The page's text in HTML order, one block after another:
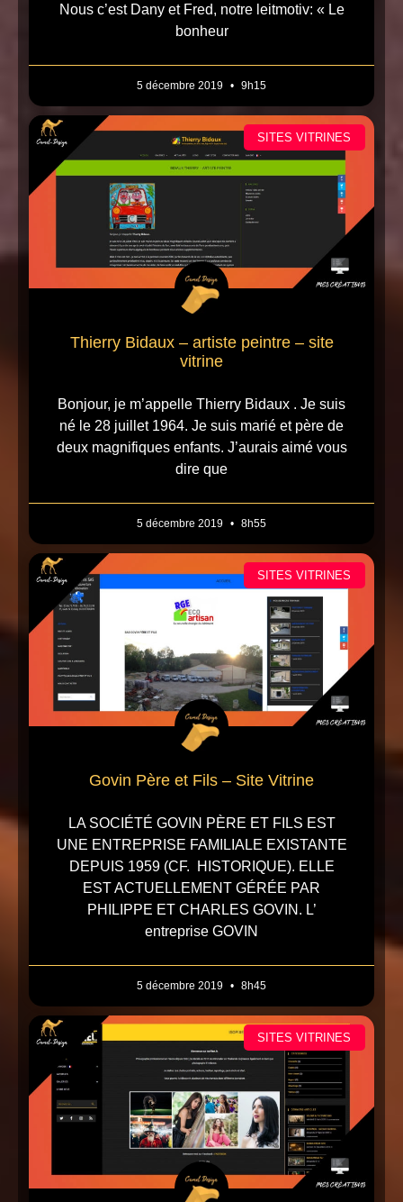
Nous c’est Dany et Fred, notre leitmotiv: « Le
bonheur
5 décembre 2019 9h15
SITES VITRINES
Thierry Bidaux – artiste peintre – site
vitrine
Bonjour, je m’appelle Thierry Bidaux . Je suis
né le 28 juillet 1964. Je suis marié et père de
deux magnifiques enfants. J’aurais aimé vous
dire que
5 décembre 2019 8h55
SITES VITRINES
Govin Père et Fils – Site Vitrine
LA SOCIÉTÉ GOVIN PÈRE ET FILS EST
UNE ENTREPRISE FAMILIALE EXISTANTE
DEPUIS 1959 (CF. HISTORIQUE). ELLE
EST ACTUELLEMENT GÉRÉE PAR
PHILIPPE ET CHARLES GOVIN. L’
entreprise GOVIN
5 décembre 2019 8h45
SITES VITRINES